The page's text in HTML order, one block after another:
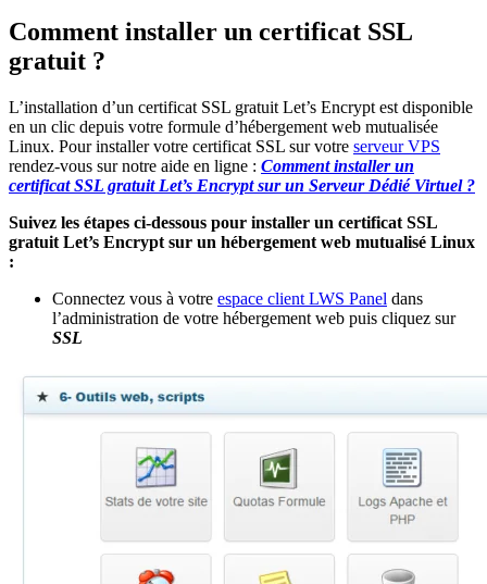
Comment installer un certificat SSL
gratuit ?
L’installation d’un certificat SSL gratuit Let’s Encrypt est disponible
en un clic depuis votre formule d’hébergement web mutualisée
Linux. Pour installer votre certificat SSL sur votre serveur VPS
rendez-vous sur notre aide en ligne : Comment installer un
certificat SSL gratuit Let’s Encrypt sur un Serveur Dédié Virtuel ?
Suivez les étapes ci-dessous pour installer un certificat SSL
gratuit Let’s Encrypt sur un hébergement web mutualisé Linux
:
Connectez vous à votre espace client LWS Panel dans
l’administration de votre hébergement web puis cliquez sur
SSL